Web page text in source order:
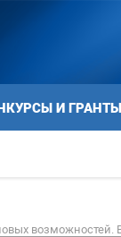
И ГРАНТЫ
возможностей.